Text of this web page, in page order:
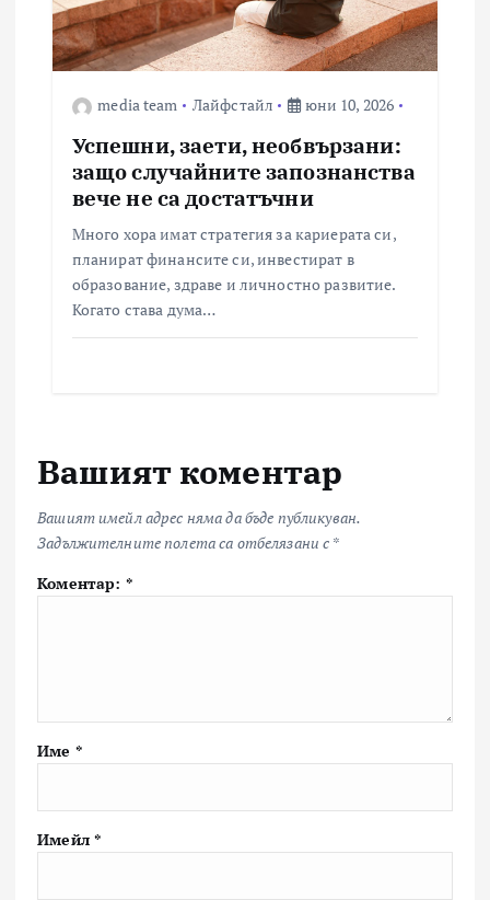
media team Лайфстайл юни 10, 2026
Успешни, заети, необвързани:
защо случайните запознанства
вече не са достатъчни
Много хора имат стратегия за кариерата си,
планират финансите си, инвестират в
образование, здраве и личностно развитие.
Когато става дума…
Вашият коментар
Вашият имейл адрес няма да бъде публикуван.
Задължителните полета са отбелязани с *
Коментар: *
Име *
Имейл *